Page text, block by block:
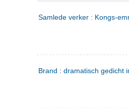
Samlede verker : Kongs-
Brand : dramatisch gedicht